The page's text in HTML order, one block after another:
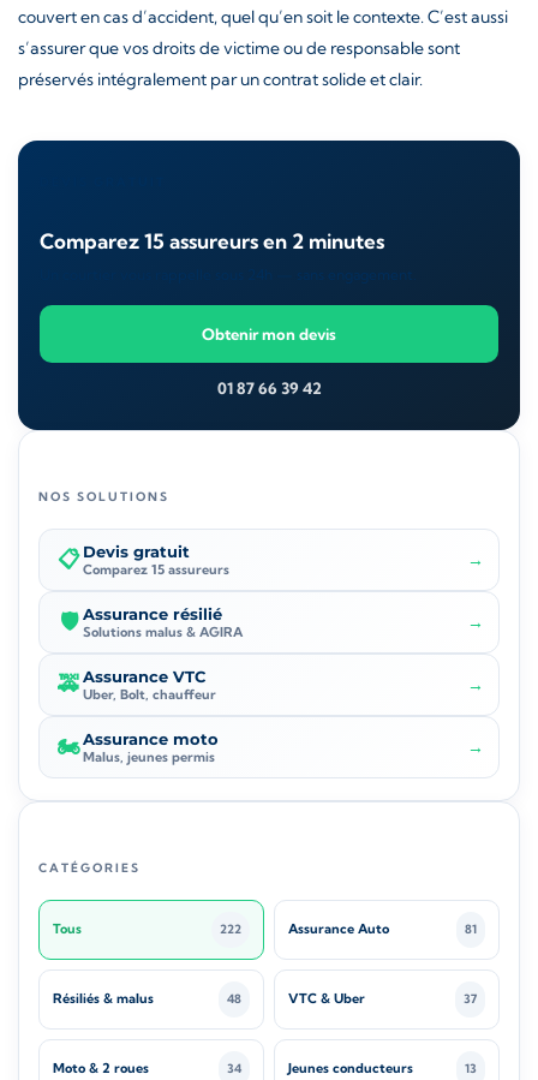
couvert en cas d’accident, quel qu’en soit le contexte. C’est aussi
s’assurer que vos droits de victime ou de responsable sont
préservés intégralement par un contrat solide et clair.
Comparez 15 assureurs en 2 minutes
Un courtier vous rappelle sous 24h — sans engagement.
Obtenir mon devis
01 87 66 39 42
NOS SOLUTIONS
📋 Devis gratuit
Comparez 15 assureurs →
🛡️ Assurance résilié
Solutions malus & AGIRA →
🚕Assurance VTC
Uber, Bolt, chauffeur →
🏍️Assurance moto
Malus, jeunes permis →
CATÉGORIES
Tous 222 Assurance Auto 81
Résiliés & malus 48 VTC & Uber 37
Moto & 2 roues 34 Jeunes conducteurs 13